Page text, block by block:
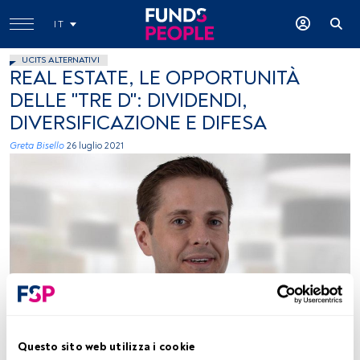
Questo sito web utilizza i cookie
IT
UCITS ALTERNATIVI
REAL ESTATE, LE OPPORTUNITÀ
DELLE "TRE D": DIVIDENDI,
DIVERSIFICAZIONE E DIFESA
Greta Bisello 26 luglio 2021
(Greg Kuhl ). Foto concessa: Janus Henderson Investors
Tempo di lettura:1 min.